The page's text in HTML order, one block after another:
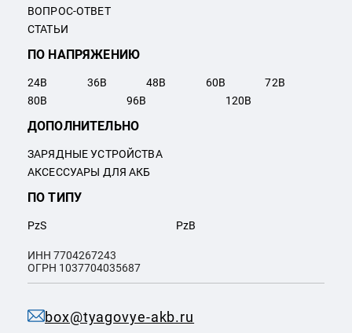
box@tyagovye-akb.ru
ВОПРОС-ОТВЕТ
СТАТЬИ
ПО НАПРЯЖЕНИЮ
24В 36В 48В 60В 72В
80В 96В 120В
ПО ТИПУ
PzS PzB
ДОПОЛНИТЕЛЬНО
ЗАРЯДНЫЕ УСТРОЙСТВА
АКСЕССУАРЫ ДЛЯ АКБ
ИНН 7704267243
ОГРН 1037704035687